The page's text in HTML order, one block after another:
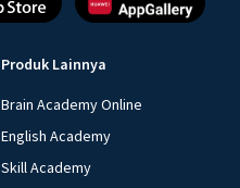
Produk Lainnya
Brain Academy Online
English Academy
Skill Academy